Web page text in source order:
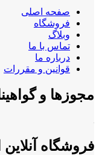
صفحه اصلی
فروشگاه
وبلاگ
تماس با ما
درباره ما
قوانین و مقررات
مجوزها و
فروشگاه